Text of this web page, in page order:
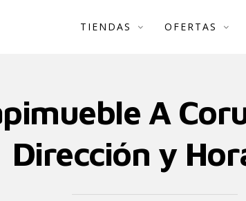
TIENDAS OFERTAS
A
Dirección y